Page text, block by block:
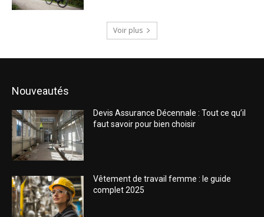
Voir plus
Nouveautés
Devis Assurance Décennale : Tout ce qu’il
faut savoir pour bien choisir
Vêtement de travail femme : le guide
complet 2025